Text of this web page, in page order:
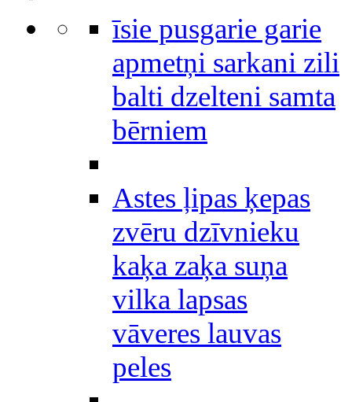
īsie pusgarie garie
apmetņi sarkani zili
balti dzelteni samta
bērniem
Astes ļipas ķepas
zvēru dzīvnieku
kaķa zaķa suņa
vilka lapsas
vāveres lauvas
peles